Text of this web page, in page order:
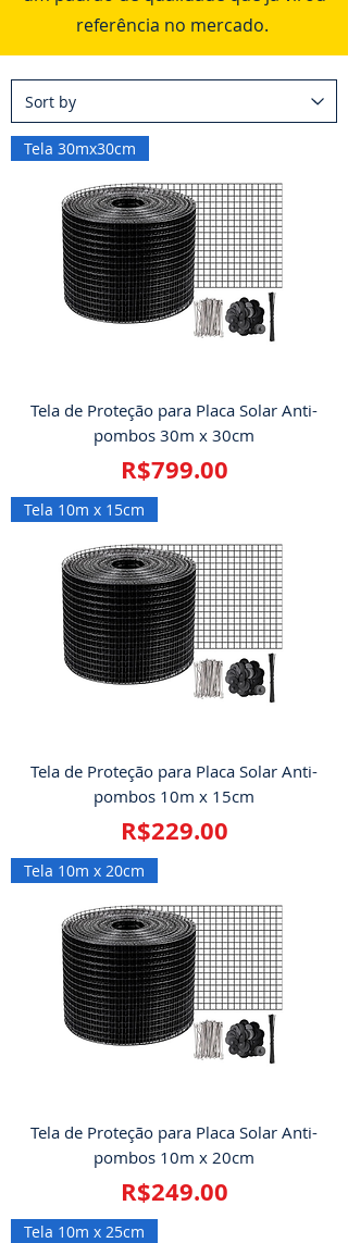
referência no mercado.
Tela 30mx30cm
Tela de Proteção para Placa Solar Anti-
pombos 30m x 30cm
Price
R$799.00
Tela 10m x 15cm
Tela de Proteção para Placa Solar Anti-
pombos 10m x 15cm
Price
R$229.00
Tela 10m x 20cm
Tela de Proteção para Placa Solar Anti-
pombos 10m x 20cm
Price
R$249.00
Tela 10m x 25cm